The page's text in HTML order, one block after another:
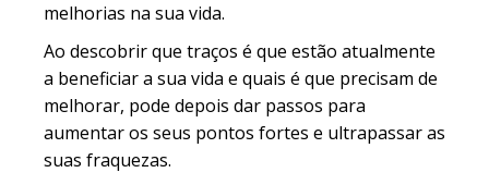
melhorias na sua vida.
Ao descobrir que traços é que estão atualmente
a beneficiar a sua vida e quais é que precisam de
melhorar, pode depois dar passos para
aumentar os seus pontos fortes e ultrapassar as
suas fraquezas.